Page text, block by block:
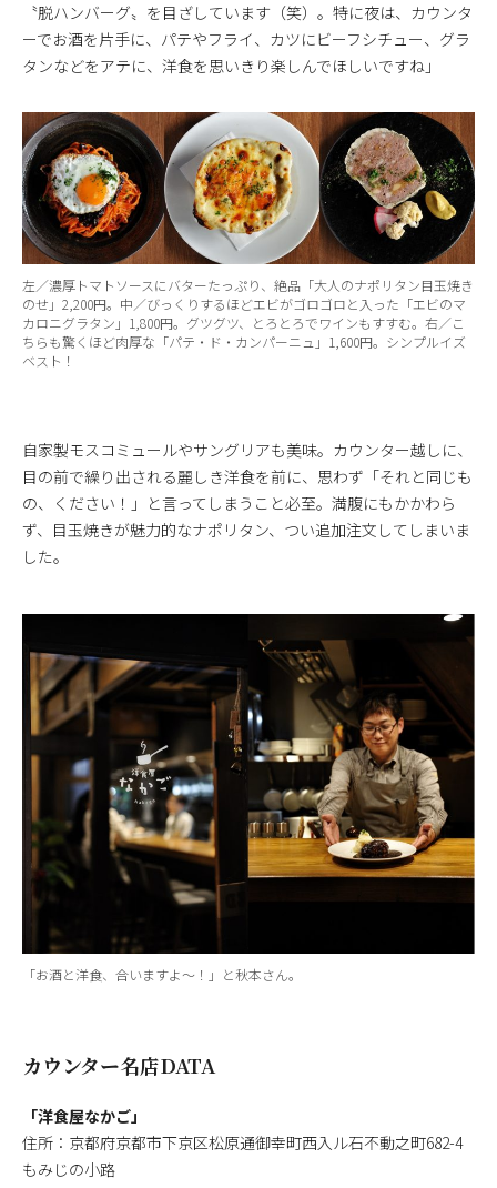
〝脱ハンバーグ〟を目ざしています（笑）。特に夜は、カウンタ
ーでお酒を片手に、パテやフライ、カツにビーフシチュー、グラ
タンなどをアテに、洋食を思いきり楽しんでほしいですね」
左／濃厚トマトソースにバターたっぷり、絶品「大人のナポリタン目玉焼き
のせ」2,200円。中／びっくりするほどエビがゴロゴロと入った「エビのマ
カロニグラタン」1,800円。グツグツ、とろとろでワインもすすむ。右／こ
ちらも驚くほど肉厚な「パテ・ド・カンパーニュ」1,600円。シンプルイズ
ベスト！
自家製モスコミュールやサングリアも美味。カウンター越しに、
目の前で繰り出される麗しき洋食を前に、思わず「それと同じも
の、ください！」と言ってしまうこと必至。満腹にもかかわら
ず、目玉焼きが魅力的なナポリタン、つい追加注文してしまいま
した。
「お酒と洋食、合いますよ～！」と秋本さん。
カウンター名店DATA
「洋食屋なかご」
住所：京都府京都市下京区松原通御幸町西入ル石不動之町682-4
もみじの小路